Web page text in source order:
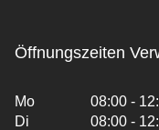
Öffnungszeiten
Mo
08:00 -
Di
08:00 -